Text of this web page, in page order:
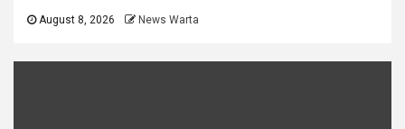
August 8, 2026 News Warta